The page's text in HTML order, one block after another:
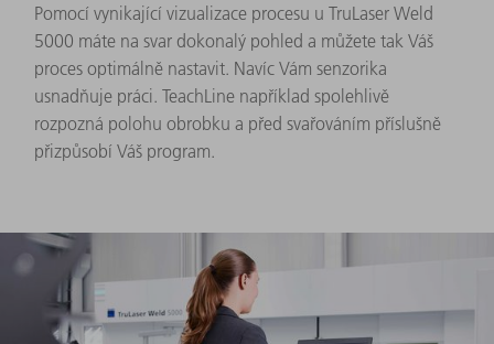
Pomocí vynikající vizualizace procesu u TruLaser Weld
5000 máte na svar dokonalý pohled a můžete tak Váš
proces optimálně nastavit. Navíc Vám senzorika
usnadňuje práci. TeachLine například spolehlivě
rozpozná polohu obrobku a před svařováním příslušně
přizpůsobí Váš program.